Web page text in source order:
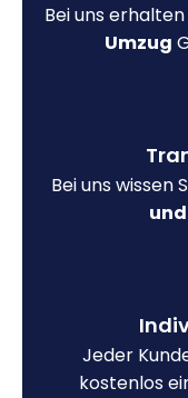
Bei uns erhalten
Umzug
Bei uns wissen
Jeder
kostenlos